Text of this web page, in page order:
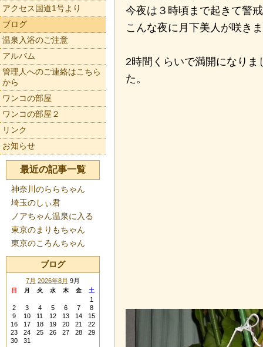
今夜は３時頃まで起きて警
こんな夜に月下美人が咲き
2時間くらいで満開になりま
た。
アクセス国道1号より
ブログ
温泉入浴のご注意
アルバム
管理人へのご連絡はこちら
から
ワンコの部屋
ワンコの部屋２
リンク
お知らせ
最近の記事一覧
神奈川のららちゃん
埼玉のしぃ君
ノアちゃん温泉に入る
東京のまりもちゃん
東京のころんちゃん
ブログ
7月 2026年8月 9月
日 月 火 水 木 金 土
1
2
3 4 5 6 7
8
9
10 11 12 13 14
15
16
17 18 19 20 21
22
23
24 25 26 27 28
29
30
31